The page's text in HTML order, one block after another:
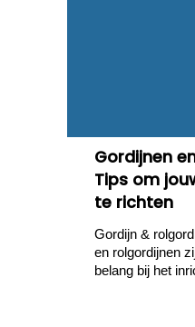
Gordijnen
Tips om
te richten
Gordijn &
en rolgordijnen
belang bij het